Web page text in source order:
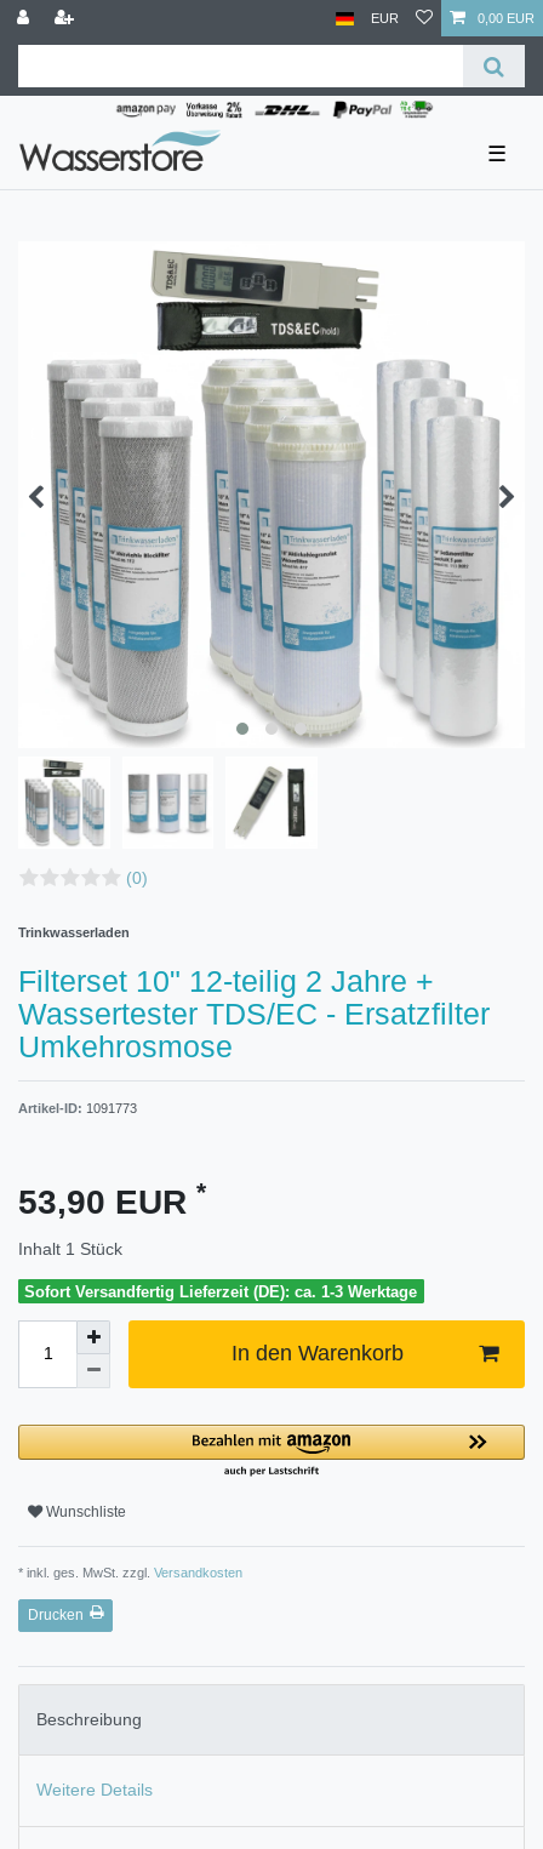
EUR 0,00 EUR
☰
(0)
Trinkwasserladen
Filterset 10" 12-teilig 2 Jahre +
Wassertester TDS/EC - Ersatzfilter
Umkehrosmose
Artikel-ID: 1091773
53,90 EUR *
Inhalt 1 Stück
Sofort Versandfertig Lieferzeit (DE): ca. 1-3 Werktage
In den Warenkorb
Wunschliste
* inkl. ges. MwSt. zzgl. Versandkosten
Drucken
Beschreibung
Weitere Details